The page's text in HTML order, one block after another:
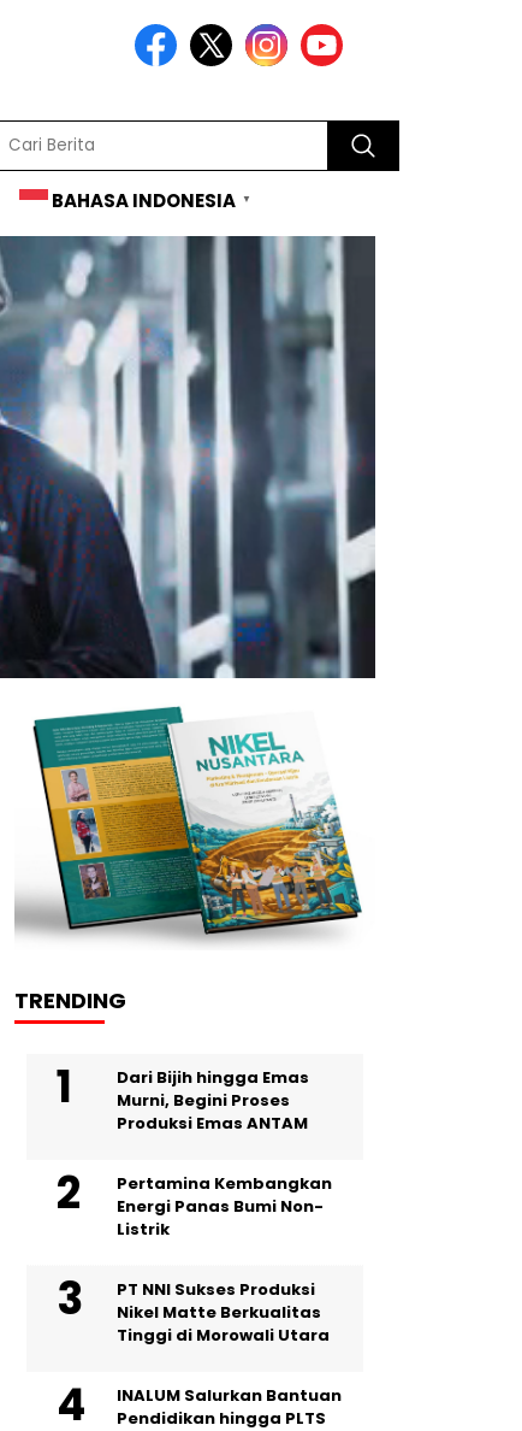
BAHASA INDONESIA ▼
TRENDING
Dari Bijih hingga Emas
Murni, Begini Proses
Produksi Emas ANTAM
Pertamina Kembangkan
Energi Panas Bumi Non-
Listrik
PT NNI Sukses Produksi
Nikel Matte Berkualitas
Tinggi di Morowali Utara
INALUM Salurkan Bantuan
Pendidikan hingga PLTS